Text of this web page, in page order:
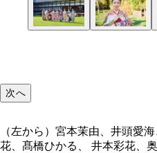
（左から）宮本茉
小芝風花、髙橋ひ
次へ
（左から）宮本茉由、井頭愛
花、髙橋ひかる、 井本彩花、